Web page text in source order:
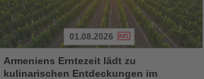
Sie
01.08.2026
Armeniens Erntezeit lädt zu
kulinarischen Entdeckungen im